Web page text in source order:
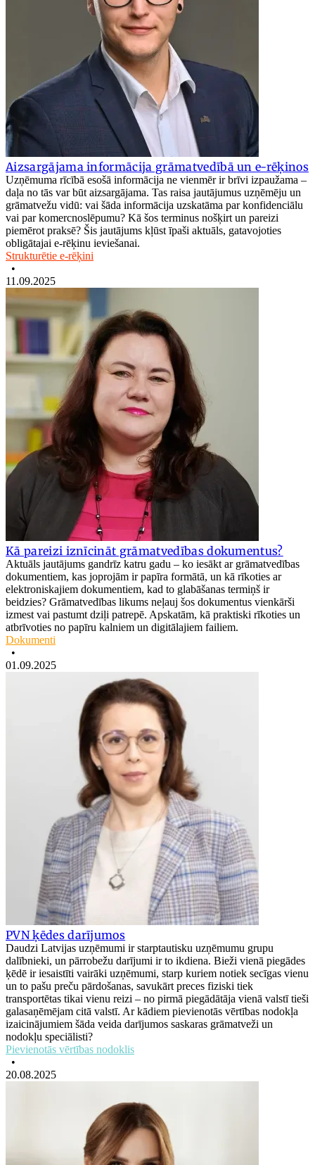
Aizsargājama informācija grāmatvedībā un e-rēķinos
Uzņēmuma rīcībā esošā informācija ne vienmēr ir brīvi izpaužama –
daļa no tās var būt aizsargājama. Tas raisa jautājumus uzņēmēju un
grāmatvežu vidū: vai šāda informācija uzskatāma par konfidenciālu
vai par komercnoslēpumu? Kā šos terminus nošķirt un pareizi
piemērot praksē? Šis jautājums kļūst īpaši aktuāls, gatavojoties
obligātajai e-rēķinu ieviešanai.
Strukturētie e-rēķini
•
11.09.2025
Kā pareizi iznīcināt grāmatvedības dokumentus?
Aktuāls jautājums gandrīz katru gadu – ko iesākt ar grāmatvedības
dokumentiem, kas joprojām ir papīra formātā, un kā rīkoties ar
elektroniskajiem dokumentiem, kad to glabāšanas termiņš ir
beidzies? Grāmatvedības likums neļauj šos dokumentus vienkārši
izmest vai pastumt dziļi patrepē. Apskatām, kā praktiski rīkoties un
atbrīvoties no papīru kalniem un digitālajiem failiem.
Dokumenti
•
01.09.2025
PVN ķēdes darījumos
Daudzi Latvijas uzņēmumi ir starptautisku uzņēmumu grupu
dalībnieki, un pārrobežu darījumi ir to ikdiena. Bieži vienā piegādes
ķēdē ir iesaistīti vairāki uzņēmumi, starp kuriem notiek secīgas vienu
un to pašu preču pārdošanas, savukārt preces fiziski tiek
transportētas tikai vienu reizi – no pirmā piegādātāja vienā valstī tieši
galasaņēmējam citā valstī. Ar kādiem pievienotās vērtības nodokļa
izaicinājumiem šāda veida darījumos saskaras grāmatveži un
nodokļu speciālisti?
Pievienotās vērtības nodoklis
•
20.08.2025